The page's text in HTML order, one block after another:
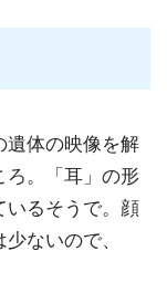
遺体の映像を解
ろ。「耳」の形
いるそうで。顔
ないので、